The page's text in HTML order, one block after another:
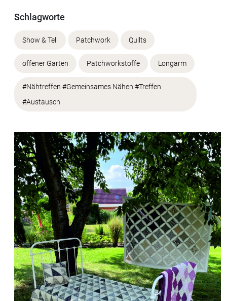
Schlagworte
Show & Tell Patchwork Quilts
offener Garten Patchworkstoffe Longarm
#Nähtreffen #Gemeinsames Nähen #Treffen
#Austausch